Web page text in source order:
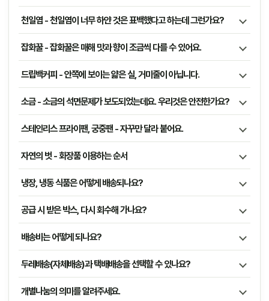
천일염 - 천일염이 너무 하얀 것은 표백했다고 하는데 그런가요?
잡화꿀 - 잡화꿀은 매해 맛과 향이 조금씩 다를 수 있어요.
드립백커피 - 안쪽에 보이는 얇은 실, 거미줄이 아닙니다.
소금 - 소금의 석면문제가 보도되었는데요. 우리것은 안전한가요?
스테인리스 프라이팬, 궁중팬 - 자꾸만 달라 붙어요.
자연의 벗 - 화장품 이용하는 순서
냉장, 냉동 식품은 어떻게 배송되나요?
공급 시 받은 박스, 다시 회수해 가나요?
배송비는 어떻게 되나요?
두레배송(자체배송)과 택배배송을 선택할 수 있나요?
개별나눔의 의미를 알려주세요.